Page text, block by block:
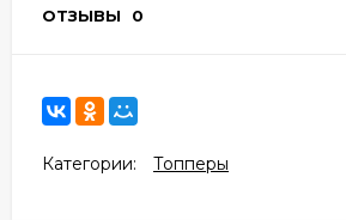
ОТЗЫВЫ 0
Категории: Топперы